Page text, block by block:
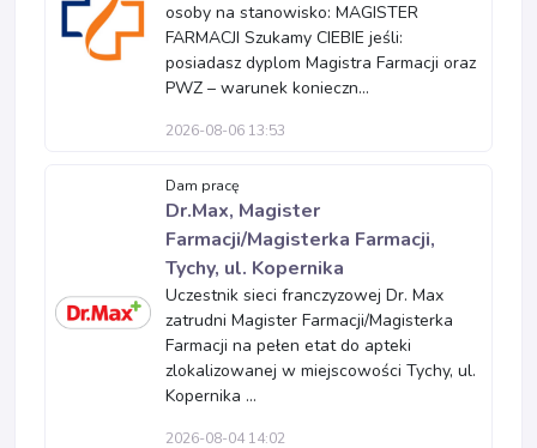
osoby na stanowisko: MAGISTER
FARMACJI Szukamy CIEBIE jeśli:
posiadasz dyplom Magistra Farmacji oraz
PWZ – warunek konieczn...
2026-08-06 13:53
Dam pracę
Dr.Max, Magister
Farmacji/Magisterka Farmacji,
Tychy, ul. Kopernika
Uczestnik sieci franczyzowej Dr. Max
zatrudni Magister Farmacji/Magisterka
Farmacji na pełen etat do apteki
zlokalizowanej w miejscowości Tychy, ul.
Kopernika ...
2026-08-04 14:02